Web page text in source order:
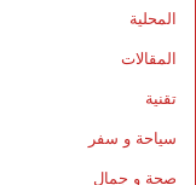
المحلية
المقالات
تقنية
سياحة و سفر
صحة و جمال